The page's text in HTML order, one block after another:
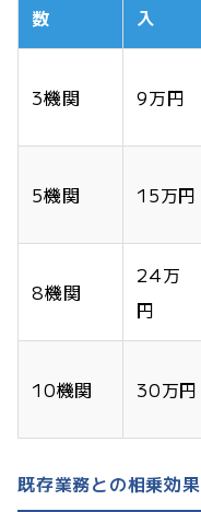
数
入
3機関 9万円
5機関 15万円
8機関
24万
円
10機関 30万円
既存業務との相乗効果